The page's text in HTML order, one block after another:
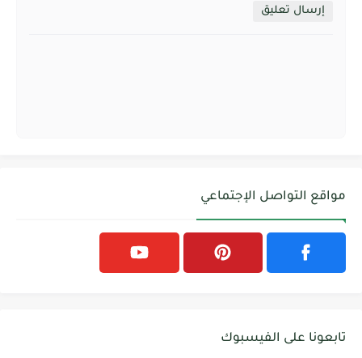
إرسال تعليق
مواقع التواصل الإجتماعي
تابعونا على الفيسبوك